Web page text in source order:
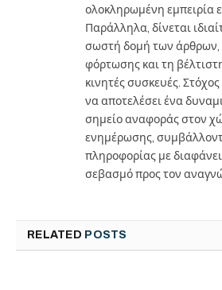
ολοκληρωμένη εμπειρία
Παράλληλα, δίνεται
σωστή δομή των άρθρων,
φόρτωσης και τη
κινητές συσκευές. Στόχος
να αποτελέσει ένα
σημείο αναφοράς στον
ενημέρωσης,
πληροφορίας με
σεβασμό προς τον
RELATED POSTS